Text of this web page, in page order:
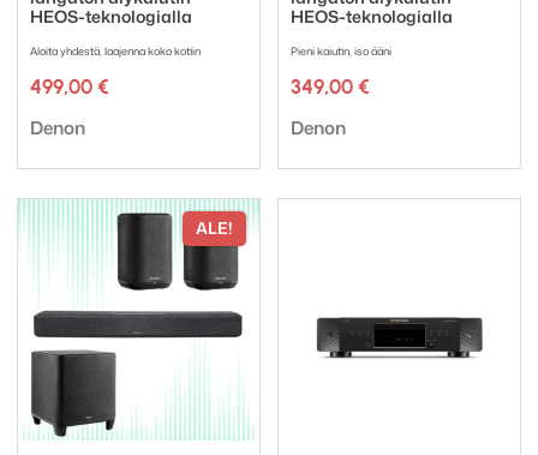
HEOS-teknologialla
Aloita yhdestä, laajenna koko kotiin
499,00 €
Tuotemerkki:
Denon
HEOS-teknologialla
Pieni kaiutin, iso ääni
349,00 €
Tuotemerkki:
Denon
ALE!